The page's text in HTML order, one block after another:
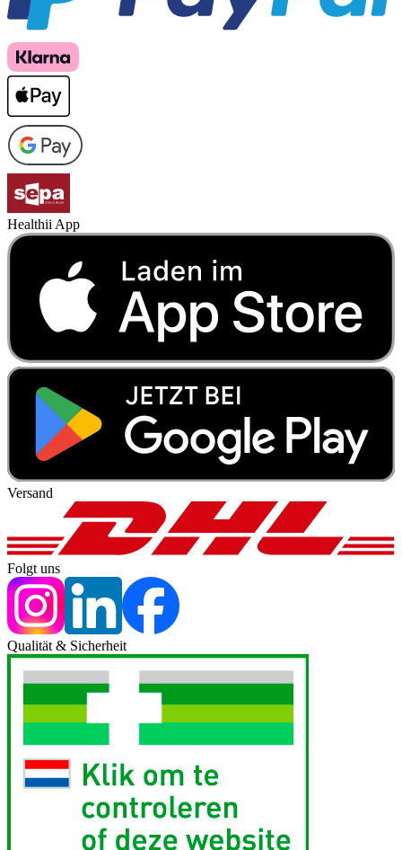
Healthii App
Versand
Folgt uns
Qualität & Sicherheit